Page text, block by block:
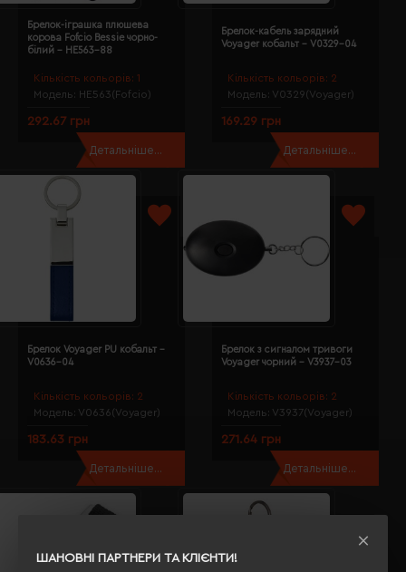
ШАНОВНІ ПАРТНЕРИ ТА КЛІЄНТИ!
Кількість кольорів: 1
Модель: HE563(Fofcio)
Брелок-іграшка плюшева
корова Fofcio Bessie чорно-
білий - HE563-88
292.67 грн
Детальніше...
Кількість кольорів: 2
Модель: V0329(Voyager)
Брелок-кабель зарядний
Voyager кобальт - V0329-04
169.29 грн
Детальніше...
Кількість кольорів: 2
Модель: V0636(Voyager)
Брелок Voyager PU кобальт -
V0636-04
183.63 грн
Детальніше...
Кількість кольорів: 2
Модель: V3937(Voyager)
Брелок з сигналом тривоги
Voyager чорний - V3937-03
271.64 грн
Детальніше...